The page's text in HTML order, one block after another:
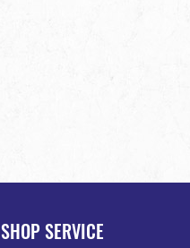
SHOP SERVICE